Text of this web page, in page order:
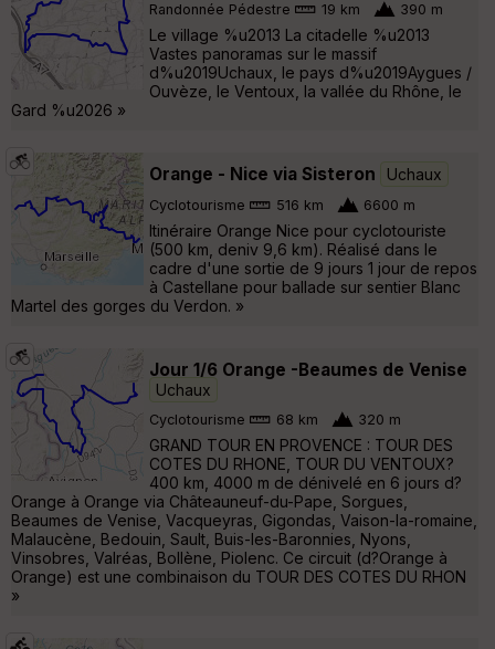
Randonnée Pédestre 19 km 390 m
Le village %u2013 La citadelle %u2013
Vastes panoramas sur le massif
d%u2019Uchaux, le pays d%u2019Aygues /
Ouvèze, le Ventoux, la vallée du Rhône, le
Gard %u2026 »
Orange - Nice via Sisteron Uchaux
Cyclotourisme 516 km 6600 m
Itinéraire Orange Nice pour cyclotouriste
(500 km, deniv 9,6 km). Réalisé dans le
cadre d'une sortie de 9 jours 1 jour de repos
à Castellane pour ballade sur sentier Blanc
Martel des gorges du Verdon. »
Jour 1/6 Orange -Beaumes de Venise
Uchaux
Cyclotourisme 68 km 320 m
GRAND TOUR EN PROVENCE : TOUR DES
COTES DU RHONE, TOUR DU VENTOUX?
400 km, 4000 m de dénivelé en 6 jours d?
Orange à Orange via Châteauneuf-du-Pape, Sorgues,
Beaumes de Venise, Vacqueyras, Gigondas, Vaison-la-romaine,
Malaucène, Bedouin, Sault, Buis-les-Baronnies, Nyons,
Vinsobres, Valréas, Bollène, Piolenc. Ce circuit (d?Orange à
Orange) est une combinaison du TOUR DES COTES DU RHON
»